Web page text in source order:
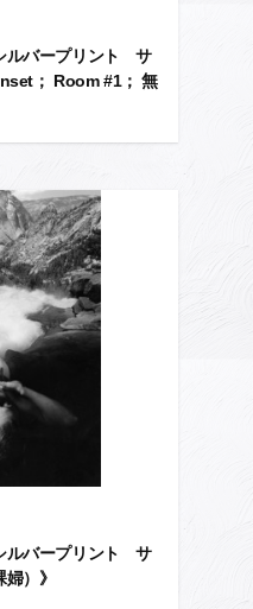
ルバープリント サ
； Room #1； 無
ルバープリント サ
婦）》